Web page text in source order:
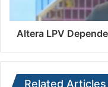
Altera LPV
Related Articles